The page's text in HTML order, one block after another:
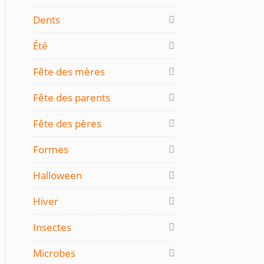
Dents
Été
Fête des mères
Fête des parents
Fête des pères
Formes
Halloween
Hiver
Insectes
Microbes